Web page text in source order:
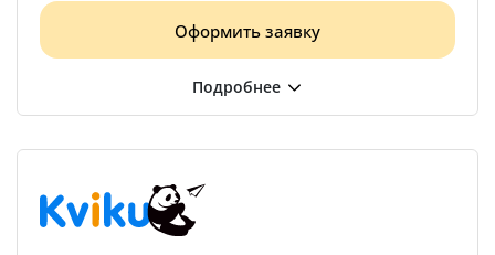
Оформить заявку